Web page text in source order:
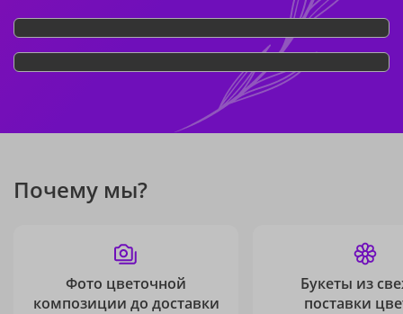
Почему мы?
Фото цветочной
композиции до доставки
Букеты из
поставки